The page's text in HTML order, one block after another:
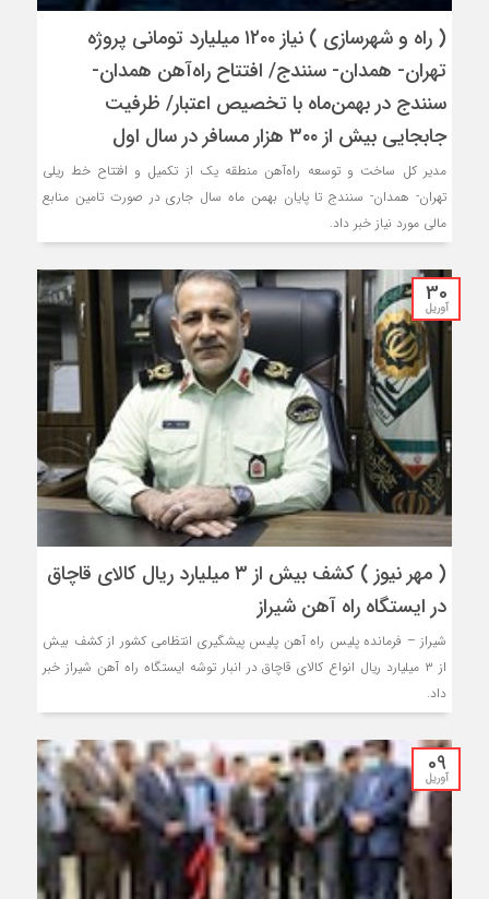
( راه و شهرسازی ) نیاز ۱۲۰۰ میلیارد تومانی پروژه
تهران- همدان- سنندج/ افتتاح راه‌آهن همدان-
سنندج در بهمن‌ماه با تخصیص اعتبار/ ظرفیت
جابجایی بیش از ۳۰۰ هزار مسافر در سال اول
مدیر کل ساخت و توسعه راه‌آهن منطقه یک از تکمیل و افتتاح خط ریلی
تهران- همدان- سنندج تا پایان بهمن ماه سال جاری در صورت تامین منابع
مالی مورد نیاز خبر داد.
30
آوریل
( مهر نیوز ) کشف بیش از ۳ میلیارد ریال کالای قاچاق
در ایستگاه راه آهن شیراز
شیراز – فرمانده پلیس راه آهن پلیس پیشگیری انتظامی کشور از کشف بیش
از ۳ میلیارد ریال انواع کالای قاچاق در انبار توشه ایستگاه راه آهن شیراز خبر
داد.
09
آوریل